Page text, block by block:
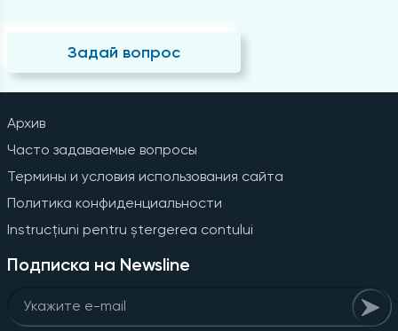
Задай вопрос
Архив
Часто задаваемые вопросы
Термины и условия использования сайта
Политика конфиденциальности
Instrucțiuni pentru ștergerea contului
Подписка на Newsline